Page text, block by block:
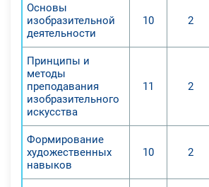
Основы
изобразительной
деятельности
10 2
Принципы и
методы
преподавания
изобразительного
искусства
11 2
Формирование
художественных
навыков
10 2